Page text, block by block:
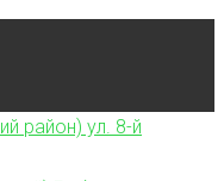
район) ул. 8-й